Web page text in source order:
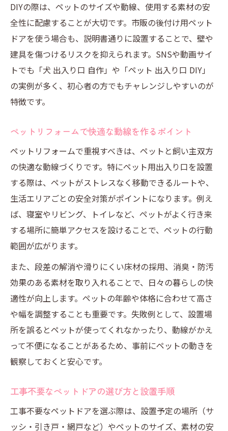
DIYの際は、ペットのサイズや動線、使用する素材の安
全性に配慮することが大切です。市販の後付け用ペット
ドアを使う場合も、説明書通りに設置することで、壁や
建具を傷つけるリスクを抑えられます。SNSや動画サイ
トでも「犬 出入り口 自作」や「ペット 出入り口 DIY」
の実例が多く、初心者の方でもチャレンジしやすいのが
特徴です。
ペットリフォームで快適な動線を作るポイント
ペットリフォームで重視すべきは、ペットと飼い主双方
の快適な動線づくりです。特にペット用出入り口を設置
する際は、ペットがストレスなく移動できるルートや、
生活エリアごとの安全対策がポイントになります。例え
ば、寝室やリビング、トイレなど、ペットがよく行き来
する場所に簡単アクセスを設けることで、ペットの行動
範囲が広がります。
また、段差の解消や滑りにくい床材の採用、消臭・防汚
効果のある素材を取り入れることで、日々の暮らしの快
適性が向上します。ペットの年齢や体格に合わせて高さ
や幅を調整することも重要です。失敗例として、設置場
所を誤るとペットが使ってくれなかったり、動線がかえ
って不便になることがあるため、事前にペットの動きを
観察しておくと安心です。
工事不要なペットドアの選び方と設置手順
工事不要なペットドアを選ぶ際は、設置予定の場所（サ
ッシ・引き戸・網戸など）やペットのサイズ、素材の安